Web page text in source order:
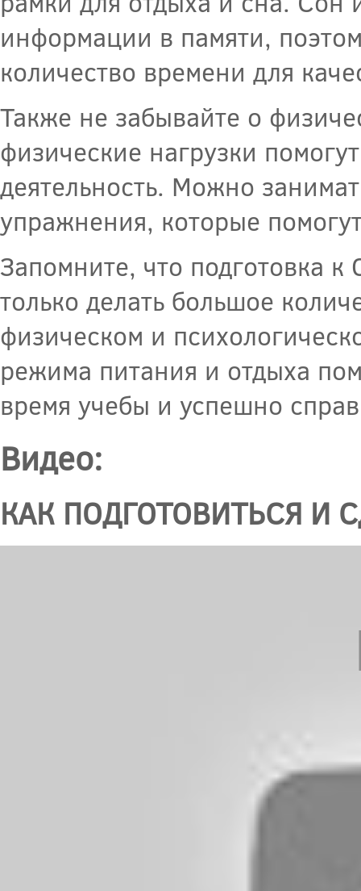
информации в памяти,
количество времени для
Также не забывайте о
физические нагрузки
деятельность. Можно
упражнения, которые
Запомните, что подготовка
только делать большое
физическом и
режима питания и отдыха
время учебы и успешно
Видео:
КАК ПОДГОТОВИТЬСЯ И